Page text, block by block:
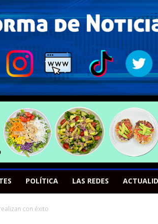
POLÍTICA LAS REDES
con éxito